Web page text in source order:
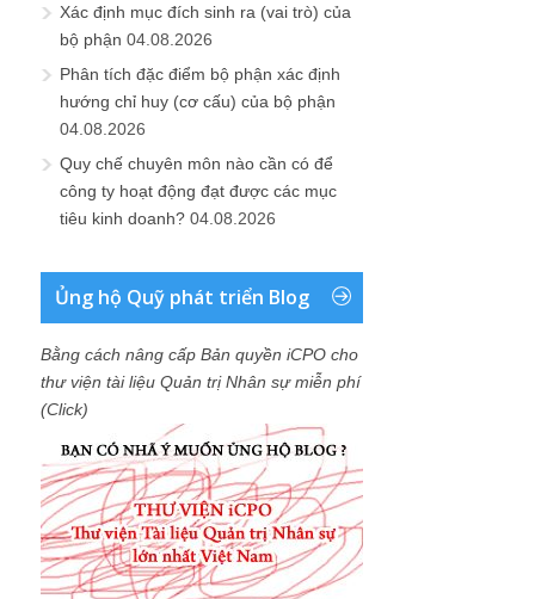
Xác định mục đích sinh ra (vai trò) của
bộ phận 04.08.2026
Phân tích đặc điểm bộ phận xác định
hướng chỉ huy (cơ cấu) của bộ phận
04.08.2026
Quy chế chuyên môn nào cần có để
công ty hoạt động đạt được các mục
tiêu kinh doanh? 04.08.2026
Ủng hộ Quỹ phát triển Blog
Bằng cách nâng cấp Bản quyền iCPO cho
thư viện tài liệu Quản trị Nhân sự miễn phí
(Click)